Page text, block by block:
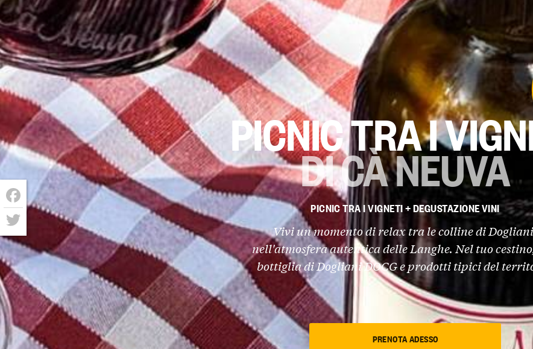
PICNIC TRA I
DI CÀ NEUVA
PICNIC TRA I VIGNETI + DEGUSTAZIONE VINI
Vivi un momento di relax tra le colline di
nell'atmosfera autentica delle Langhe. Nel tuo
bottiglia di Dogliani DOCG e prodotti tipici del
PRENOTA ADESSO
Facebook
Twitter